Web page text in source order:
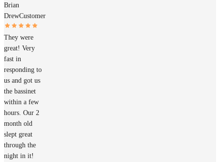
Brian
DrewCustomer
They were
great! Very
fast in
responding to
us and got us
the bassinet
within a few
hours. Our 2
month old
slept great
through the
night in it!